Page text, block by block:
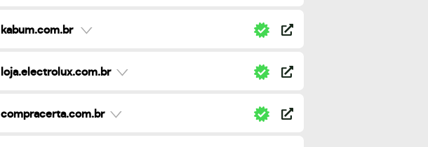
kabum.com.br
loja.electrolux.com.br
compracerta.com.br